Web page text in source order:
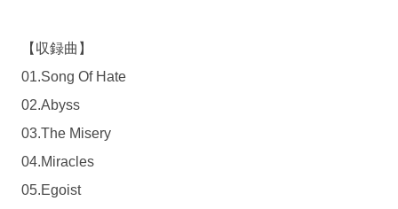
【収録曲】
01.Song Of Hate
02.Abyss
03.The Misery
04.Miracles
05.Egoist